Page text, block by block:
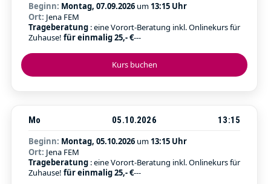
Kurs buchen
Beginn: Montag, 07.09.2026 um 13:15 Uhr
Ort: Jena FEM
Trageberatung : eine Vorort-Beratung inkl. Onlinekurs für
Zuhause! für einmalig 25,- €---
Mo 05.10.2026
13:15
Beginn: Montag, 05.10.2026 um 13:15 Uhr
Ort: Jena FEM
Trageberatung : eine Vorort-Beratung inkl. Onlinekurs für
Zuhause! für einmalig 25,- €---